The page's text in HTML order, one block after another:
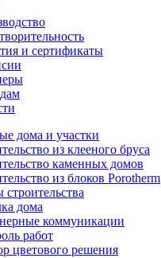
и сертификаты
дома и участки
из клееного бруса
каменных домов
из блоков Porotherm
дома
коммуникации
работ
цветового решения